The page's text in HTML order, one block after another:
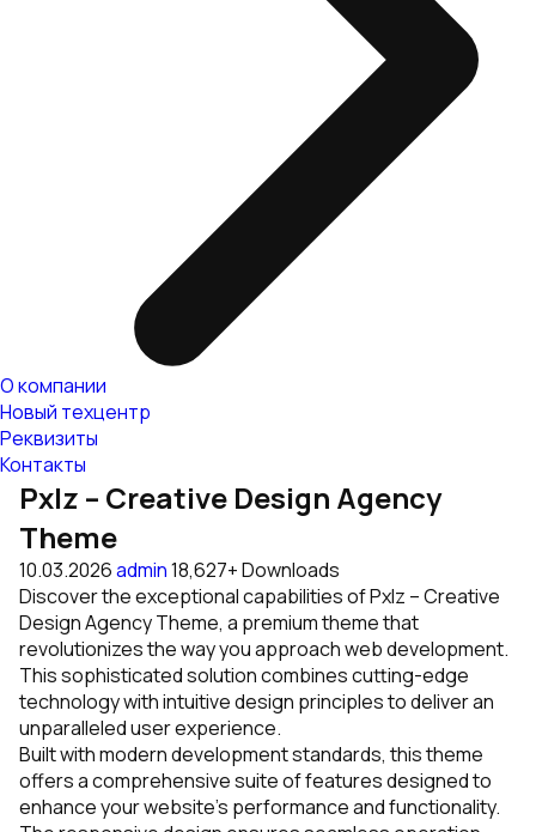
О компании
Новый техцентр
Реквизиты
Контакты
Pxlz – Creative Design Agency
Theme
10.03.2026admin18,627+ Downloads
Discover the exceptional capabilities of Pxlz – Creative
Design Agency Theme, a premium theme that
revolutionizes the way you approach web development.
This sophisticated solution combines cutting-edge
technology with intuitive design principles to deliver an
unparalleled user experience.
Built with modern development standards, this theme
offers a comprehensive suite of features designed to
enhance your website's performance and functionality.